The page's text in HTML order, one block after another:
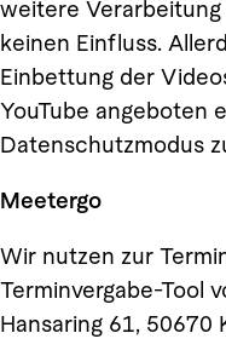
weitere Verarbeitung
keinen Einfluss.
Einbettung der
YouTube angeboten
Datenschutzmodus
Meetergo
Wir nutzen zur
Terminvergabe-Tool
Hansaring 61, 50670